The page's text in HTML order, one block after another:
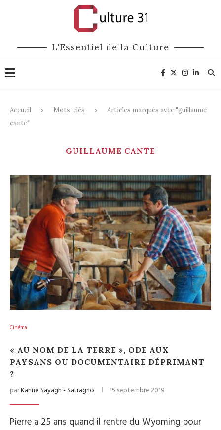
L'Essentiel de la Culture
Accueil Mots-clés
Articles marqués avec "guillaume
cante"
GUILLAUME CANTE
Cinéma
« AU NOM DE LA TERRE », ODE AUX
PAYSANS OU DOCUMENTAIRE DÉPRIMANT
?
parKarine Sayagh - Satragno 15 septembre 2019
Pierre a 25 ans quand il rentre du Wyoming pour